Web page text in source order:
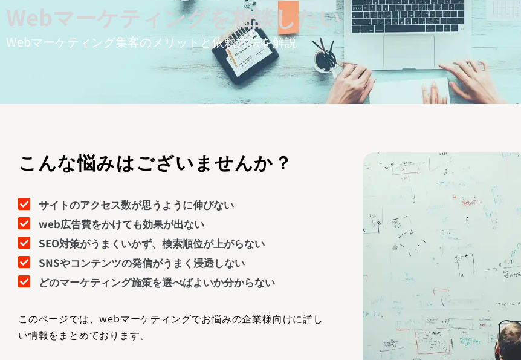
Webマーケティングを相談したい
Webマーケティング集客のメリットと依頼方法を解説
こんな悩みはございませんか？
サイトのアクセス数が思うように伸びない
web広告費をかけても効果が出ない
SEO対策がうまくいかず、検索順位が上がらない
SNSやコンテンツの発信がうまく浸透しない
どのマーケティング施策を選べばよいか分からない
このページでは、webマーケティングでお悩みの企業様向けに詳し
い情報をまとめております。